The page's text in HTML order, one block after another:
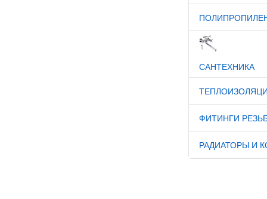
САНТЕХНИКА
ФИТИНГИ
РАДИАТОРЫ И